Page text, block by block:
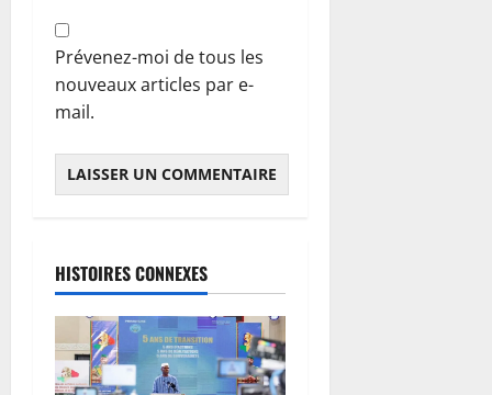
Prévenez-moi de tous les
nouveaux articles par e-
mail.
HISTOIRES CONNEXES